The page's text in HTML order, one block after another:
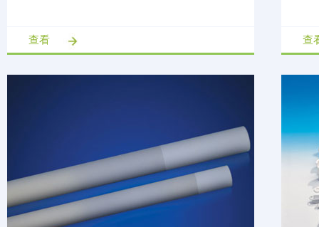
查看 查